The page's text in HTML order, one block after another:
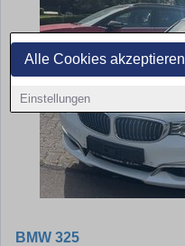
Alle Cookies akzeptieren
Einstellungen
BMW 325